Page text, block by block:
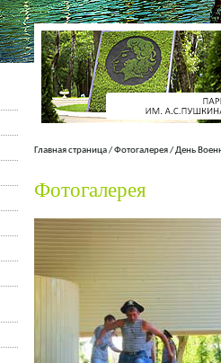
Главная страница/Фотогалерея/День
Фотогалерея